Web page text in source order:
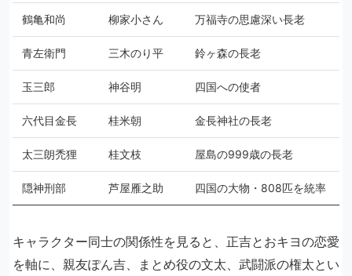
鶴亀和尚 柳家小さん 万福寺の思慮深い長老
青左衛門 三木のり平 鈴ヶ森の長老
玉三郎 神谷明 四国への使者
六代目金長 桂米朝 金長神社の長老
太三朗禿狸 桂文枝 屋島の999歳の長老
隠神刑部 芦屋雁之助 四国の大物・808匹を統率
キャラクター同士の関係性を見ると、正吉とおキヨの恋愛
を軸に、親友ぽん吉、まとめ役の文太、武闘派の権太とい